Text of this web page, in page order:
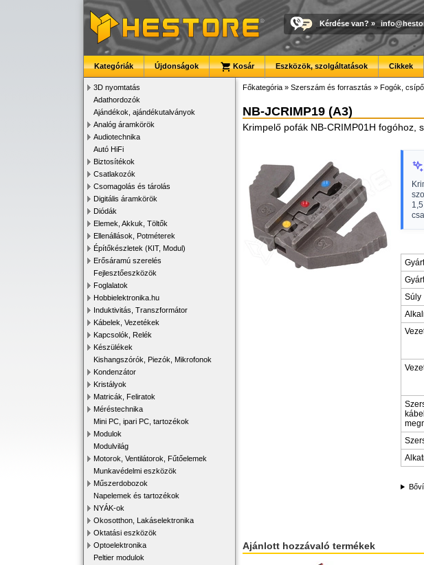
Kérdése van? »
Kategóriák Újdonságok Kosár Eszközök, szolgáltatások Cikkek
3D nyomtatás
Adathordozók
Ajándékok, ajándékutalványok
Analóg áramkörök
Audiotechnika
Autó HiFi
Biztosítékok
Csatlakozók
Csomagolás és tárolás
Digitális áramkörök
Diódák
Elemek, Akkuk, Töltők
Ellenállások, Potméterek
Építőkészletek (KIT, Modul)
Erősáramú szerelés
Fejlesztőeszközök
Foglalatok
Hobbielektronika.hu
Induktivitás, Transzformátor
Kábelek, Vezetékek
Kapcsolók, Relék
Készülékek
Kishangszórók, Piezók, Mikrofonok
Kondenzátor
Kristályok
Matricák, Feliratok
Méréstechnika
Mini PC, ipari PC, tartozékok
Modulok
Modulvilág
Motorok, Ventilátorok, Fűtőelemek
Munkavédelmi eszközök
Műszerdobozok
Napelemek és tartozékok
NYÁK-ok
Okosotthon, Lakáselektronika
Oktatási eszközök
Optoelektronika
Peltier modulok
Főkategória » Szerszám és forrasztás » Fogók,
NB-JCRIMP19 (A3)
Krimpelő pofák NB-CRIMP01H fogóhoz,
Súly
Ajánlott hozzávaló termékek